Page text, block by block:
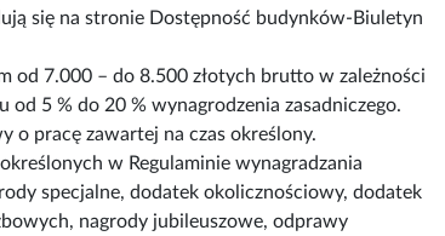
się na stronie Dostępność budynków-Biuletyn
od 7.000 – do 8.500 złotych brutto w zależności
5 % do 20 % wynagrodzenia zasadniczego.
o pracę zawartej na czas określony.
w Regulaminie wynagradzania
specjalne, dodatek okolicznościowy, dodatek
nagrody jubileuszowe, odprawy